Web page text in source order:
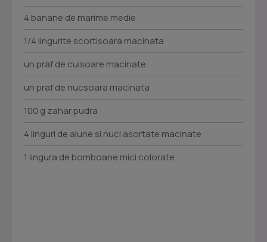
4 banane de marime medie
1/4 lingurite scortisoara macinata
un praf de cuisoare macinate
un praf de nucsoara macinata
100 g zahar pudra
4 linguri de alune si nuci asortate macinate
1 lingura de bomboane mici colorate